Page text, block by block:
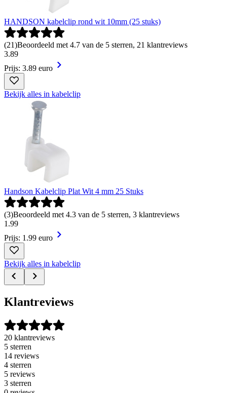
HANDSON kabelclip rond wit 10mm (25 stuks)
(21)Beoordeeld met 4.7 van de 5 sterren, 21 klantreviews
3.89
Prijs: 3.89 euro
Bekijk alles in kabelclip
Handson Kabelclip Plat Wit 4 mm 25 Stuks
(3)Beoordeeld met 4.3 van de 5 sterren, 3 klantreviews
1 .99
Prijs: 1.99 euro
Bekijk alles in kabelclip
Klantreviews
20 klantreviews
5 sterren
14 reviews
4 sterren
5 reviews
3 sterren